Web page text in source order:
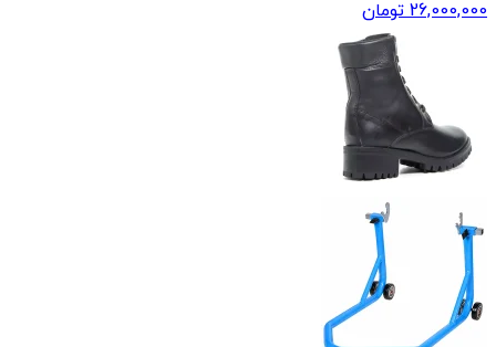
26,000,000 تومان